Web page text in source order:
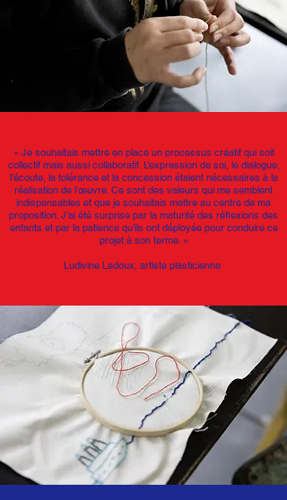
« Je souhaitais mettre en place un processus créatif qui soit
collectif mais aussi collaboratif. L’expression de soi, le dialogue,
l’écoute, la tolérance et la concession étaient nécessaires à la
réalisation de l’œuvre. Ce sont des valeurs qui me semblent
indispensables et que je souhaitais mettre au centre de ma
proposition. J’ai été surprise par la maturité des réﬂexions des
enfants et par la patience qu’ils ont déployée pour conduire ce
projet à son terme. »
Ludivine Ledoux, artiste plasticienne